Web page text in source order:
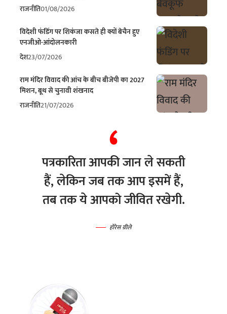
राजनीति01/08/2026
विदेशी फंडिंग पर शिकंजा कसते ही क्यों बेचैन हुए
एनजीओ-आंदोलनकारी
देश23/07/2026
राम मंदिर विवाद की आंच के बीच बीजेपी का 2027
मिशन, बूथ से चुनावी शंखनाद
राजनीति21/07/2026
पत्रकारिता आपकी जान ले सकती
हैं, लेकिन जब तक आप इसमें हैं,
तब तक ये आपको जीवित रखेगी.
होरेस ग्रीले